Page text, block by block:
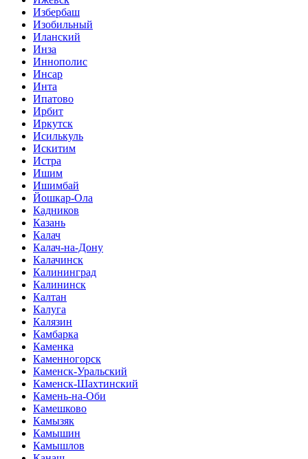
Избербаш
Изобильный
Иланский
Инза
Иннополис
Инсар
Инта
Ипатово
Ирбит
Иркутск
Исилькуль
Искитим
Истра
Ишим
Ишимбай
Йошкар-Ола
Кадников
Казань
Калач
Калач-на-Дону
Калачинск
Калининград
Калининск
Калтан
Калуга
Калязин
Камбарка
Каменка
Каменногорск
Каменск-Уральский
Каменск-Шахтинский
Камень-на-Оби
Камешково
Камызяк
Камышин
Камышлов